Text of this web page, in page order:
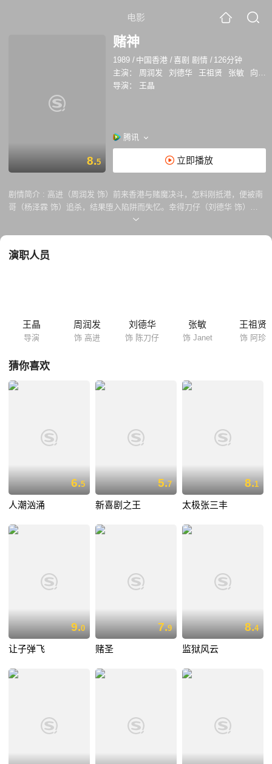
电影
8.5
赌神
1989 / 中国香港 /喜剧 剧情 / 126分钟
主演：
周润发 刘德华 王祖贤 张敏
向华强
导演：
王晶
腾讯
立即播放
剧情简介 : 高进（周润发 饰）前来香港与赌魔决斗，怎料刚抵港，便被南
哥（杨泽霖 饰）追杀，结果堕入陷阱而失忆。幸得刀仔（刘德华 饰）和
其女友珍（王祖贤 饰）相救，他们把高进带回家中疗养，发现高进精通赌
进，四处搜罗进的藏身地点，前往追杀。逃亡之时，高进翻车受伤，竟恢
演职人员
王晶
导演
周润发
饰 高进
刘德华
饰 陈刀仔
张敏
饰 Janet
王祖贤
饰 阿珍
猜你喜欢
6.5
人潮汹涌
5.7
新喜剧之王
8.1
太极张三丰
9.0
让子弹飞
7.9
赌圣
8.4
监狱风云